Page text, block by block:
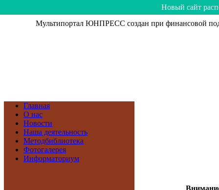
Hoвый caйт
Мультипортал ЮНПРЕСС создан при финансовой
Главная
О нас
Новости
Наша деятельность
Методбиблиотека
Фотогалерея
Информаториум